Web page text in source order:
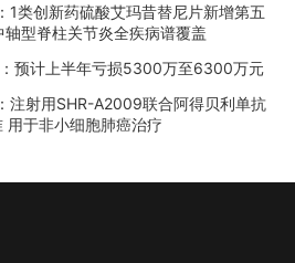
1类创新药硫酸艾玛昔替尼片新增第五
型脊柱关节炎全疾病谱覆盖
预计上半年亏损5300万至6300万元
注射用SHR-A2009联合阿得贝利单抗
用于非小细胞肺癌治疗